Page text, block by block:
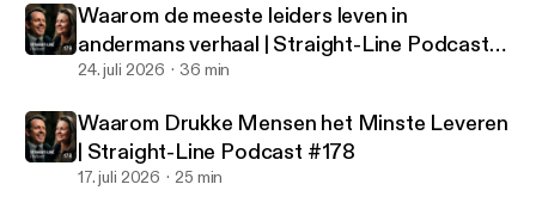
Waarom de meeste leiders leven in
andermans verhaal | Straight-Line Podcast
#179
24. juli 2026 36 min
Waarom Drukke Mensen het Minste Leveren
| Straight-Line Podcast #178
17. juli 2026 25 min